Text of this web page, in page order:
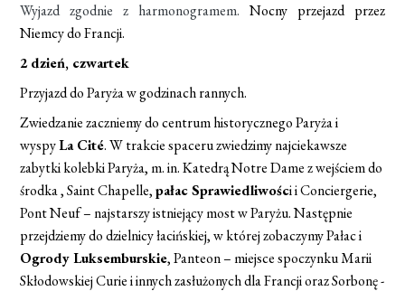
Wyjazd zgodnie z harmonogramem. Nocny przejazd przez
Niemcy do Francji.
2 dzień, czwartek
Przyjazd do Paryża w godzinach rannych.
Zwiedzanie zaczniemy do centrum historycznego Paryża i
wyspyLa Cité. W trakcie spaceru zwiedzimy najciekawsze
zabytki kolebki Paryża, m. in. Katedrą Notre Dame z wejściem do
środka , Saint Chapelle,pałac Sprawiedliwości i Conciergerie,
Pont Neuf – najstarszy istniejący most w Paryżu. Następnie
przejdziemy do dzielnicy łacińskiej, w której zobaczymy Pałac i
Ogrody Luksemburskie, Panteon – miejsce spoczynku Marii
Skłodowskiej Curie i innych zasłużonych dla Francji oraz Sorbonę -